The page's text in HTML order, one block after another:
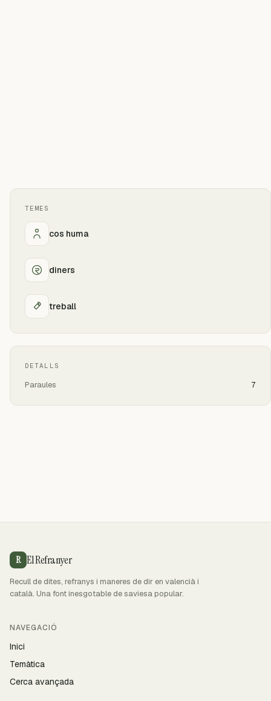
TEMES
cos huma
diners
treball
DETALLS
Paraules 7
R El Refranyer
Recull de dites, refranys i maneres de dir en valencià i
català. Una font inesgotable de saviesa popular.
NAVEGACIÓ
Inici
Temàtica
Cerca avançada